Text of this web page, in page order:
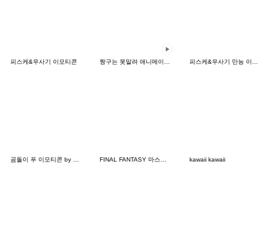
피스케&우사기 이모티콘
kawaii kawaii